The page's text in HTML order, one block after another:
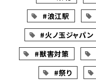
#浪江駅
#火ノ玉ジャパン
#獣害対策
#祭り